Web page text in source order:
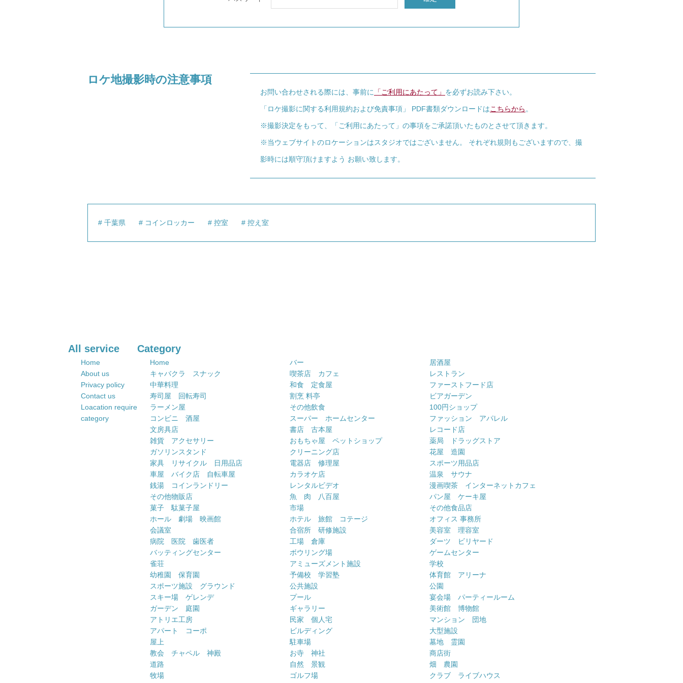
ロケ地撮影時の注意事項
お問い合わせされる際には、事前に 「ご利用にあたって」 を必ずお読み下さい。
「ロケ撮影に関する利用規約および免責事項」 PDF書類ダウンロードはこちらから 。
※撮影決定をもって、「ご利用にあたって」の事項をご承諾頂いたものとさせて頂きます。
※当ウェブサイトのロケーションはスタジオではございません。 それぞれ規則もございますので、撮
影時には順守頂けますよう お願い致します。
千葉県 コインロッカー 控室 控え室
All service
Home
About us
Privacy policy
Contact us
Loacation require
category
Category
Home バー
居酒屋
キャバクラ スナック
喫茶店 カフェ
レストラン
中華料理
和食 定食屋
ファーストフード店
寿司屋 回転寿司
割烹 料亭
ビアガーデン
ラーメン屋
その他飲食
100円ショップ
コンビニ 酒屋
スーパー ホームセンター
ファッション アパレル
文房具店
書店 古本屋
レコード店
雑貨 アクセサリー
おもちゃ屋 ペットショップ
薬局 ドラッグストア
ガソリンスタンド
クリーニング店
花屋 造園
家具 リサイクル 日用品店
電器店 修理屋
スポーツ用品店
車屋 バイク店 自転車屋
カラオケ店
温泉 サウナ
銭湯 コインランドリー
レンタルビデオ
漫画喫茶 インターネットカフェ
その他物販店
魚 肉 八百屋
パン屋 ケーキ屋
菓子 駄菓子屋
市場
その他食品店
ホール 劇場 映画館
ホテル 旅館 コテージ
オフィス 事務所
会議室
合宿所 研修施設
美容室 理容室
病院 医院 歯医者
工場 倉庫
ダーツ ビリヤード
バッティングセンター
ボウリング場
ゲームセンター
雀荘
アミューズメント施設
学校
幼稚園 保育園
予備校 学習塾
体育館 アリーナ
スポーツ施設 グラウンド
公共施設
公園
スキー場 ゲレンデ
プール
宴会場 パーティールーム
ガーデン 庭園
ギャラリー
美術館 博物館
アトリエ工房
民家 個人宅
マンション 団地
アパート コーポ
ビルディング
大型施設
屋上
駐車場
墓地 霊園
教会 チャペル 神殿
お寺 神社
商店街
道路
自然 景観
畑 農園
牧場
ゴルフ場
クラブ ライブハウス